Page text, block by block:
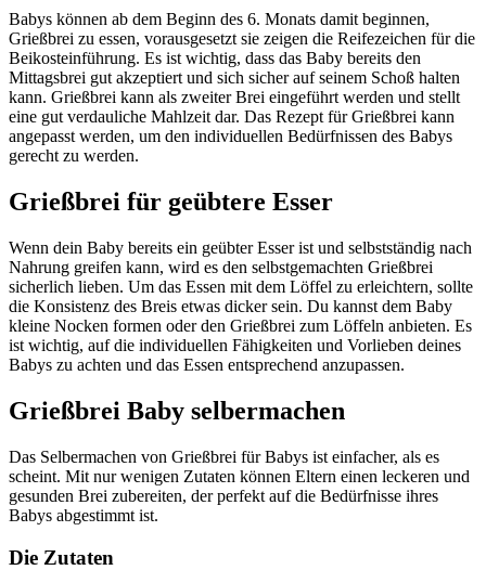
Babys können ab dem Beginn des 6. Monats damit beginnen,
Grießbrei zu essen, vorausgesetzt sie zeigen die Reifezeichen für die
Beikosteinführung. Es ist wichtig, dass das Baby bereits den
Mittagsbrei gut akzeptiert und sich sicher auf seinem Schoß halten
kann. Grießbrei kann als zweiter Brei eingeführt werden und stellt
eine gut verdauliche Mahlzeit dar. Das Rezept für Grießbrei kann
angepasst werden, um den individuellen Bedürfnissen des Babys
gerecht zu werden.
Grießbrei für geübtere Esser
Wenn dein Baby bereits ein geübter Esser ist und selbstständig nach
Nahrung greifen kann, wird es den selbstgemachten Grießbrei
sicherlich lieben. Um das Essen mit dem Löffel zu erleichtern, sollte
die Konsistenz des Breis etwas dicker sein. Du kannst dem Baby
kleine Nocken formen oder den Grießbrei zum Löffeln anbieten. Es
ist wichtig, auf die individuellen Fähigkeiten und Vorlieben deines
Babys zu achten und das Essen entsprechend anzupassen.
Grießbrei Baby selbermachen
Das Selbermachen von Grießbrei für Babys ist einfacher, als es
scheint. Mit nur wenigen Zutaten können Eltern einen leckeren und
gesunden Brei zubereiten, der perfekt auf die Bedürfnisse ihres
Babys abgestimmt ist.
Die Zutaten